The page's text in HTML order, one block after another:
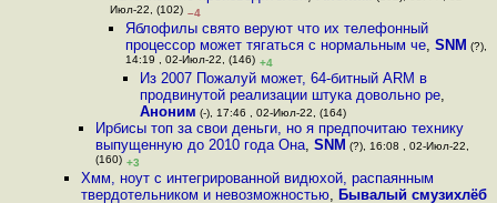
Июл-22, (102) –4
Яблофилы свято веруют что их телефонный
процессор может тягаться с нормальным че, SNM (?),
14:19 , 02-Июл-22, (146) +4
Из 2007 Пожалуй может, 64-битный ARM в
продвинутой реализации штука довольно ре,
Аноним (-), 17:46 , 02-Июл-22, (164)
Ирбисы топ за свои деньги, но я предпочитаю технику
выпущенную до 2010 года Она, SNM (?), 16:08 , 02-Июл-22,
(160) +3
Хмм, ноут с интегрированной видюхой, распаянным
твердотельником и невозможностью, Бывалый смузихлёб